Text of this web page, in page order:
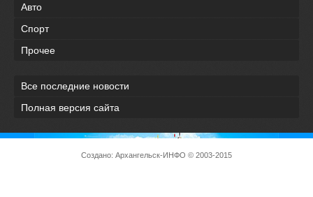
Авто
Спорт
Прочее
Все последние новости
Полная версия сайта
Создано: Архангельск-ИНФО © 2003-2015